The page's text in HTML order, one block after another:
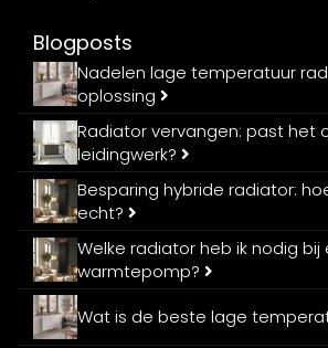
Blogposts
Nadelen lage temperatuur
oplossing
Radiator vervangen: past het
leidingwerk?
Besparing hybride radiator:
echt?
Welke radiator heb ik nodig bij
warmtepomp?
Wat is de beste lage